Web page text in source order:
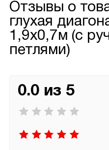
Отзывы о
глухая
1,9х0,7м (с
петлями)
0.0 из 5